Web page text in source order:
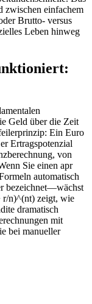
zwischen einfachem
Brutto- versus
Leben hinweg
Geld über die Zeit
Ein Euro
Ertragspotenzial
von
Sie einen apr
automatisch
bezeichnet—wächst
r/n)^(nt) zeigt, wie
dramatisch
mit
bei manueller